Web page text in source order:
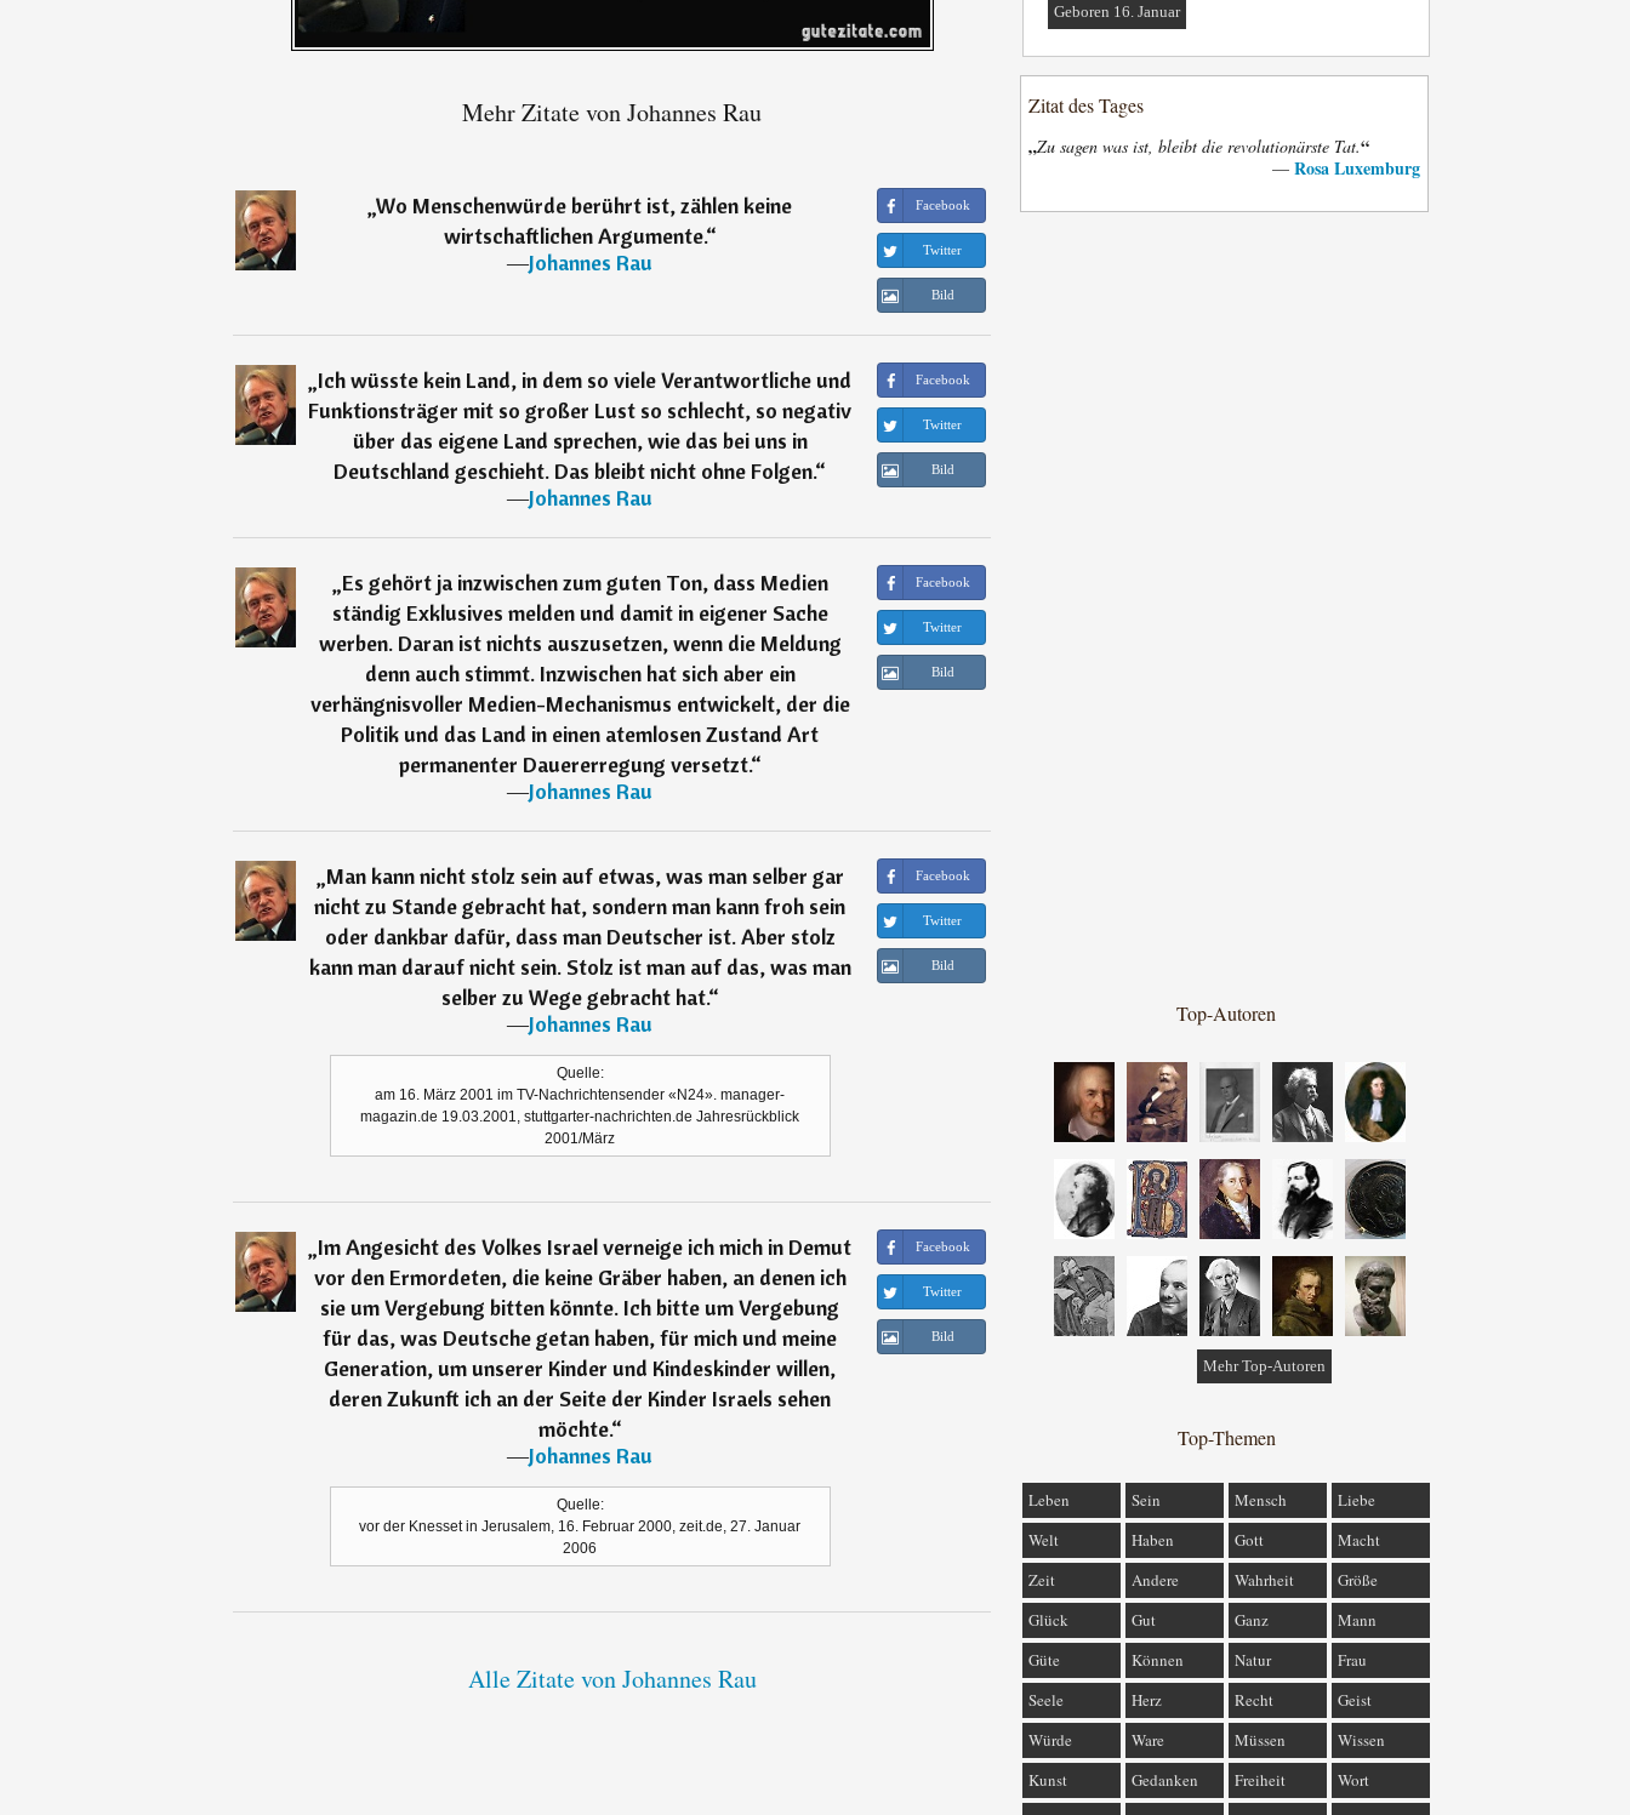
Mehr Zitate von Johannes Rau
„Wo Menschenwürde berührt ist, zählen keine
wirtschaftlichen Argumente.“
―Johannes Rau
Facebook
Twitter
Bild
„Ich wüsste kein Land, in dem so viele Verantwortliche und
Funktionsträger mit so großer Lust so schlecht, so negativ
über das eigene Land sprechen, wie das bei uns in
Deutschland geschieht. Das bleibt nicht ohne Folgen.“
―Johannes Rau
Facebook
Twitter
Bild
„Es gehört ja inzwischen zum guten Ton, dass Medien
ständig Exklusives melden und damit in eigener Sache
werben. Daran ist nichts auszusetzen, wenn die Meldung
denn auch stimmt. Inzwischen hat sich aber ein
verhängnisvoller Medien-Mechanismus entwickelt, der die
Politik und das Land in einen atemlosen Zustand Art
permanenter Dauererregung versetzt.“
―Johannes Rau
Facebook
Twitter
Bild
„Man kann nicht stolz sein auf etwas, was man selber gar
nicht zu Stande gebracht hat, sondern man kann froh sein
oder dankbar dafür, dass man Deutscher ist. Aber stolz
kann man darauf nicht sein. Stolz ist man auf das, was man
selber zu Wege gebracht hat.“
―Johannes Rau
Quelle:
am 16. März 2001 im TV-Nachrichtensender «N24». manager-
magazin.de 19.03.2001, stuttgarter-nachrichten.de Jahresrückblick
2001/März
Facebook
Twitter
Bild
„Im Angesicht des Volkes Israel verneige ich mich in Demut
vor den Ermordeten, die keine Gräber haben, an denen ich
sie um Vergebung bitten könnte. Ich bitte um Vergebung
für das, was Deutsche getan haben, für mich und meine
Generation, um unserer Kinder und Kindeskinder willen,
deren Zukunft ich an der Seite der Kinder Israels sehen
möchte.“
―Johannes Rau
Quelle:
vor der Knesset in Jerusalem, 16. Februar 2000, zeit.de, 27. Januar
2006
Facebook
Twitter
Bild
Alle Zitate von Johannes Rau
Geboren 16. Januar
Zitat des Tages
„Zu sagen was ist, bleibt die revolutionärste Tat.“
— Rosa Luxemburg
Top-Autoren
Mehr Top-Autoren
Top-Themen
Leben Sein Mensch
Liebe
Welt
Haben Gott
Macht
Zeit
Andere Wahrheit
Größe
Glück
Gut Ganz
Mann
Güte
Können Natur
Frau
Seele
Herz Recht
Geist
Würde
Ware Müssen
Wissen
Kunst
Gedanken Freiheit
Wort